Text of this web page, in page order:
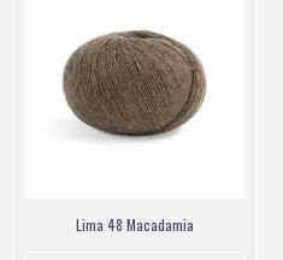
Lima 48 Macadamia